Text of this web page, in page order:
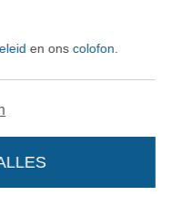
€ / men ons colofon